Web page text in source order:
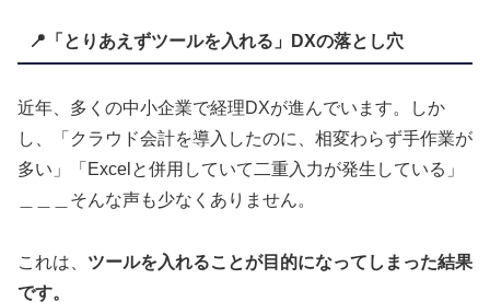
📍「とりあえずツールを入れる」DXの落とし穴
近年、多くの中小企業で経理DXが進んでいます。しか
し、「クラウド会計を導入したのに、相変わらず手作業が
多い」「Excelと併用していて二重入力が発生している」
＿＿＿そんな声も少なくありません。
これは、 ツールを入れることが目的になってしまった結果
です。